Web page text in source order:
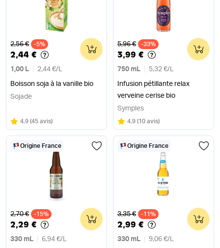
Ancien prix
2,56 € -5%
2,44 €
1,00 L 2,44 €/ L
Boisson soja à la vanille bio
0
Sojade
Note
4.9 sur 5
(45 avis)
Ancien prix
5,96 € -33%
3,99 €
750 mL 5,32 €/ L
Infusion pétillante relax
verveine cerise bio
0
Symples
Note
4.9 sur 5
(10 avis)
Origine France
Ancien prix
2,70 € -15%
2,29 €
330 mL 6,94 €/ L
0
Origine France
Ancien prix
3,35 € -11%
2,99 €
330 mL 9,06 €/ L
0